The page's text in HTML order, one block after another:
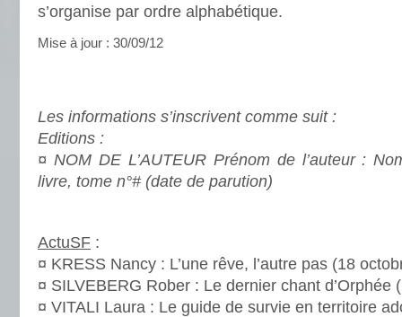
s’organise par ordre alphabétique.
Mise à jour : 30/09/12
Les informations s’inscrivent comme suit :
Editions :
¤ NOM DE L’AUTEUR Prénom de l’auteur :
livre, tome n°# (date de parution)
ActuSF :
¤ KRESS Nancy : L’une rêve, l’autre pas (18
¤ SILVEBERG Rober : Le dernier chant d’Orphée
¤ VITALI Laura : Le guide de survie en territoire